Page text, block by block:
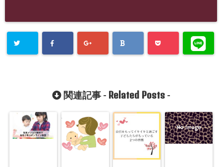
関連記事 - Related Posts-